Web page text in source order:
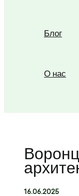
Блог
О нас
16.06.2025